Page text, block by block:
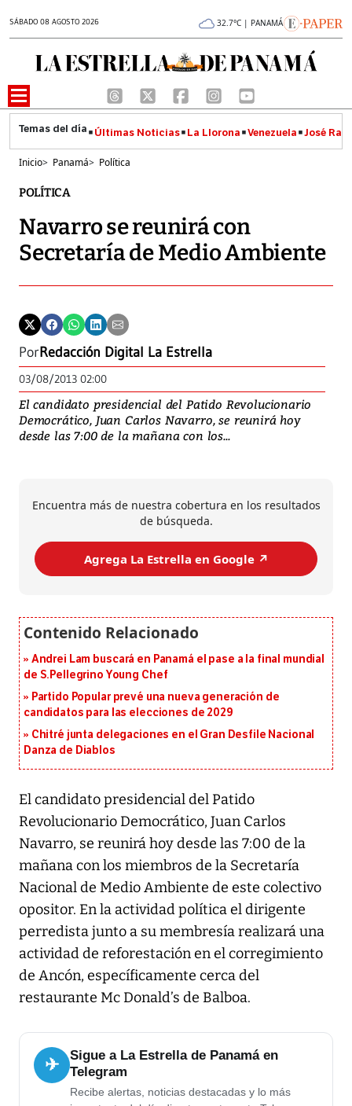
SÁBADO 08 AGOSTO 2026 32.7°C | PANAMÁ
Últimas Noticias La Llorona Venezuela José
Inicio> Panamá> Política
POLÍTICA
Navarro se reunirá con
Secretaría de Medio Ambiente
PorRedacción Digital La Estrella
03/08/2013 02:00
El candidato presidencial del Patido Revolucionario
Democrático, Juan Carlos Navarro, se reunirá hoy
desde las 7:00 de la mañana con los...
Encuentra más de nuestra cobertura en los resultados
de búsqueda.
Agrega La Estrella en Google ↗️
Andrei Lam buscará en Panamá el pase a la final mundial
de S.Pellegrino Young Chef
Partido Popular prevé una nueva generación de
candidatos para las elecciones de 2029
Chitré junta delegaciones en el Gran Desfile Nacional
Danza de Diablos
El candidato presidencial del Patido
Revolucionario Democrático, Juan Carlos
Navarro, se reunirá hoy desde las 7:00 de la
mañana con los miembros de la Secretaría
Nacional de Medio Ambiente de este colectivo
opositor. En la actividad política el dirigente
perredista junto a su membresía realizará una
actividad de reforestación en el corregimiento
de Ancón, específicamente cerca del
restaurante Mc Donald’s de Balboa.
✈
Sigue a La Estrella de Panamá en
Telegram
Recibe alertas, noticias destacadas y lo más